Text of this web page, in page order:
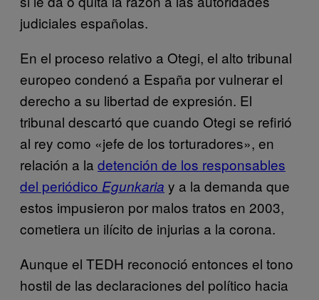
judiciales españolas.
En el proceso relativo a Otegi, el alto tribunal
europeo condenó a España por vulnerar el
derecho a su libertad de expresión. El
tribunal descartó que cuando Otegi se refirió
al rey como «jefe de los torturadores», en
relación a la detención de los responsables
del periódico Egunkaria y a la demanda que
estos impusieron por malos tratos en 2003,
cometiera un ilícito de injurias a la corona.
Aunque el TEDH reconoció entonces el tono
hostil de las declaraciones del político hacia